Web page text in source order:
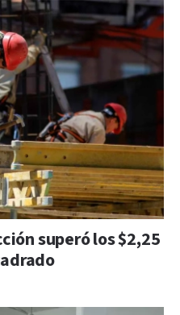
superó los $2,25